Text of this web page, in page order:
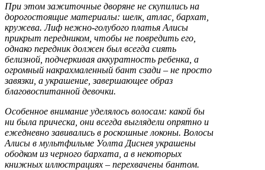
При этом зажиточные дворяне не скупились на
дорогостоящие материалы: шелк, атлас, бархат,
кружева. Лиф нежно-голубого платья Алисы
прикрыт передником, чтобы не повредить его,
однако передник должен был всегда сиять
белизной, подчеркивая аккуратность ребенка, а
огромный накрахмаленный бант сзади – не просто
завязки, а украшение, завершающее образ
благовоспитанной девочки.
Особенное внимание уделялось волосам: какой бы
ни была прическа, они всегда выглядели опрятно и
ежедневно завивались в роскошные локоны. Волосы
Алисы в мультфильме Уолта Диснея украшены
ободком из черного бархата, а в некоторых
книжных иллюстрациях – перехвачены бантом.